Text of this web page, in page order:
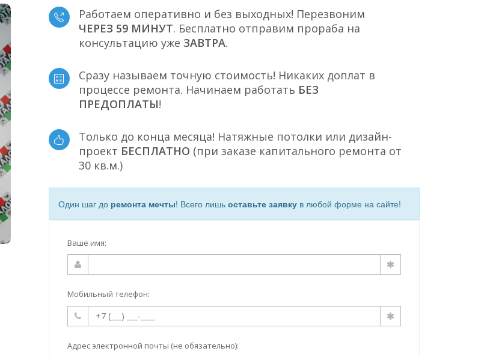
Работаем оперативно и без выходных! Перезвоним
ЧЕРЕЗ 59 МИНУТ. Бесплатно отправим прораба на
консультацию уже ЗАВТРА.
Сразу называем точную стоимость! Никаких доплат в
процессе ремонта. Начинаем работать БЕЗ
ПРЕДОПЛАТЫ!
Только до конца месяца! Натяжные потолки или дизайн-
проект БЕСПЛАТНО (при заказе капитального ремонта от
30 кв.м.)
Один шаг до ремонта мечты! Всего лишь оставьте заявкув любой форме на сайте!
Ваше имя:
Мобильный телефон:
Адрес электронной почты (не обязательно):